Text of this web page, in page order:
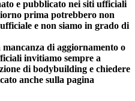
e pubblicato nei siti ufficiali
prima potrebbero non
e non siamo in grado di
di aggiornamento o
invitiamo sempre a
di bodybuilding e chiedere
anche sulla pagina